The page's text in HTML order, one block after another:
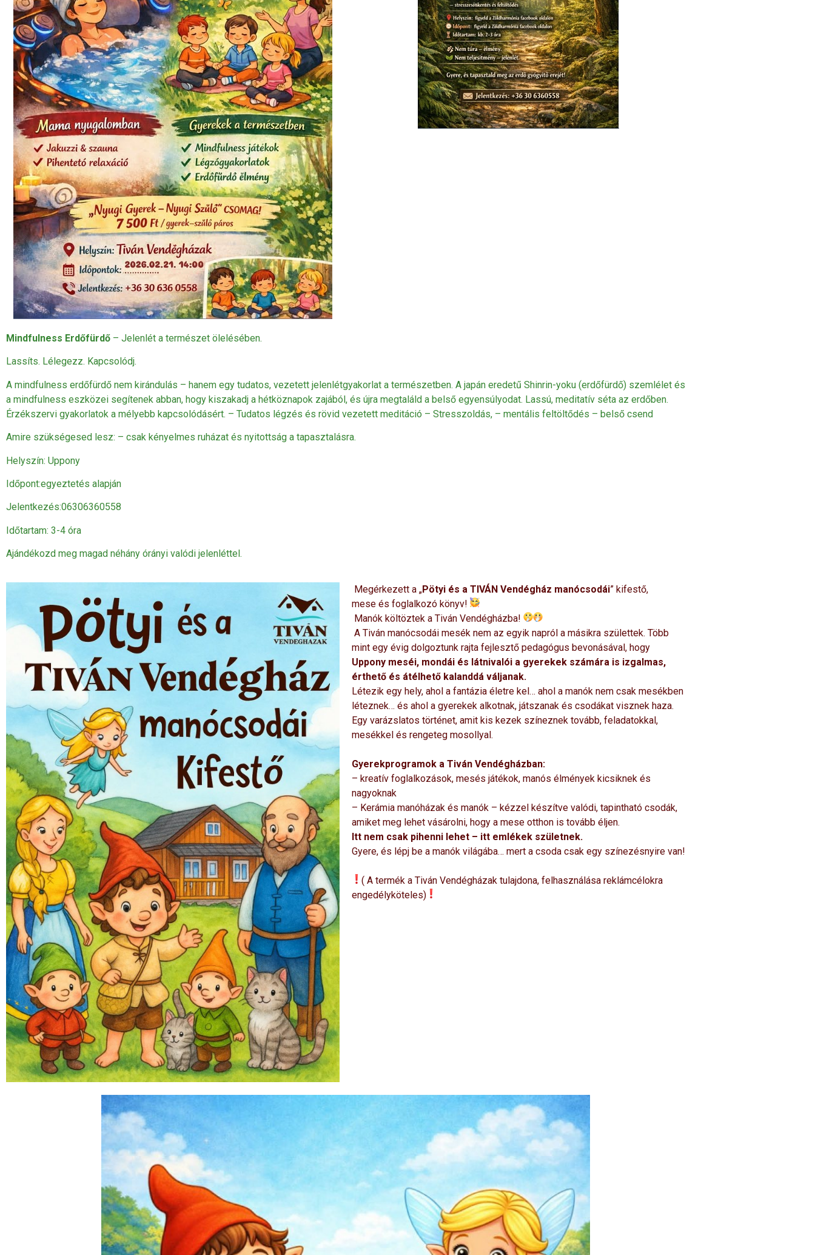
Mindfulness Erdőfürdő – Jelenlét a természet ölelésében.
Lassíts. Lélegezz. Kapcsolódj.
A mindfulness erdőfürdő nem kirándulás – hanem egy tudatos, vezetett jelenlétgyakorlat a természetben. A japán eredetű Shinrin-yoku (erdőfürdő) szemlélet és
a mindfulness eszközei segítenek abban, hogy kiszakadj a hétköznapok zajából, és újra megtaláld a belső egyensúlyodat. Lassú, meditatív séta az erdőben.
Érzékszervi gyakorlatok a mélyebb kapcsolódásért. – Tudatos légzés és rövid vezetett meditáció – Stresszoldás, – mentális feltöltődés – belső csend
Amire szükségesed lesz: – csak kényelmes ruházat és nyitottság a tapasztalásra.
Helyszín: Uppony
Időpont:egyeztetés alapján
Jelentkezés:06306360558
Időtartam: 3-4 óra
Ajándékozd meg magad néhány órányi valódi jelenléttel.
Megérkezett a „Pötyi és a TIVÁN Vendégház manócsodái” kifestő,
mese és foglalkozó könyv!
Manók költöztek a Tiván Vendégházba!
A Tiván manócsodái mesék nem az egyik napról a másikra születtek. Több
mint egy évig dolgoztunk rajta fejlesztő pedagógus bevonásával, hogy
Uppony meséi, mondái és látnivalói a gyerekek számára is izgalmas,
érthető és átélhető kalanddá váljanak.
Létezik egy hely, ahol a fantázia életre kel… ahol a manók nem csak mesékben
léteznek… és ahol a gyerekek alkotnak, játszanak és csodákat visznek haza.
Egy varázslatos történet, amit kis kezek színeznek tovább, feladatokkal,
mesékkel és rengeteg mosollyal.
Gyerekprogramok a Tiván Vendégházban:
– kreatív foglalkozások, mesés játékok, manós élmények kicsiknek és
nagyoknak
– Kerámia manóházak és manók – kézzel készítve valódi, tapintható csodák,
amiket meg lehet vásárolni, hogy a mese otthon is tovább éljen.
Itt nem csak pihenni lehet – itt emlékek születnek.
Gyere, és lépj be a manók világába… mert a csoda csak egy színezésnyire van!
( A termék a Tiván Vendégházak tulajdona, felhasználása reklámcélokra
engedélyköteles)